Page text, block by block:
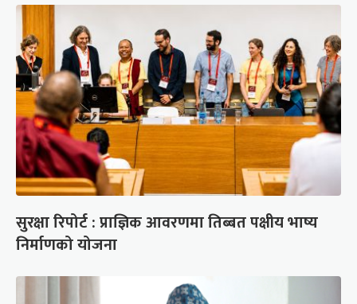
सुरक्षा रिपोर्ट : प्राज्ञिक आवरणमा तिब्बत पक्षीय भाष्य
निर्माणको योजना